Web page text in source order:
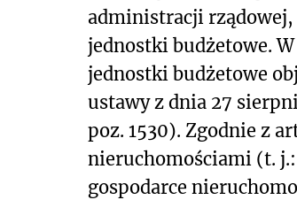
administracji rządowej,
jednostki budżetowe.
jednostki budżetowe
ustawy z dnia 27
poz. 1530). Zgodnie z
nieruchomościami (t. j.:
gospodarce